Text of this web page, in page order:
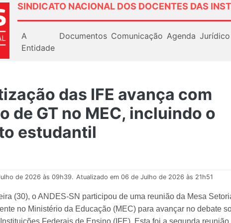
SINDICATO NACIONAL DOS DOCENTES DAS
A
Entidade
Documentos Comunicação Agenda Jurídico
das IFE avança com
de GT no MEC, incluindo o
estudantil
de 2026 às 09h39. Atualizado em 06 de Julho de 2026 às 21h51
(30), o ANDES-SN participou de uma reunião da Mesa
no Ministério da Educação (MEC) para avançar no debate
Federais de Ensino (IFE). Esta foi a segunda reunião